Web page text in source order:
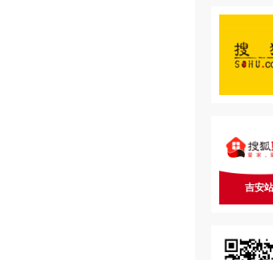
吉安站